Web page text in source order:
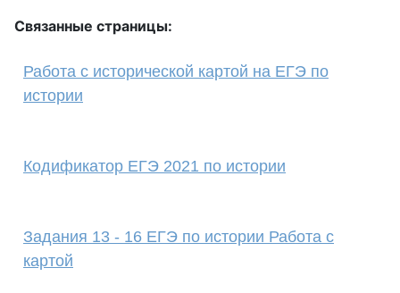
Связанные страницы:
Работа с исторической картой на ЕГЭ по
истории
Кодификатор ЕГЭ 2021 по истории
Задания 13 - 16 ЕГЭ по истории Работа с
картой